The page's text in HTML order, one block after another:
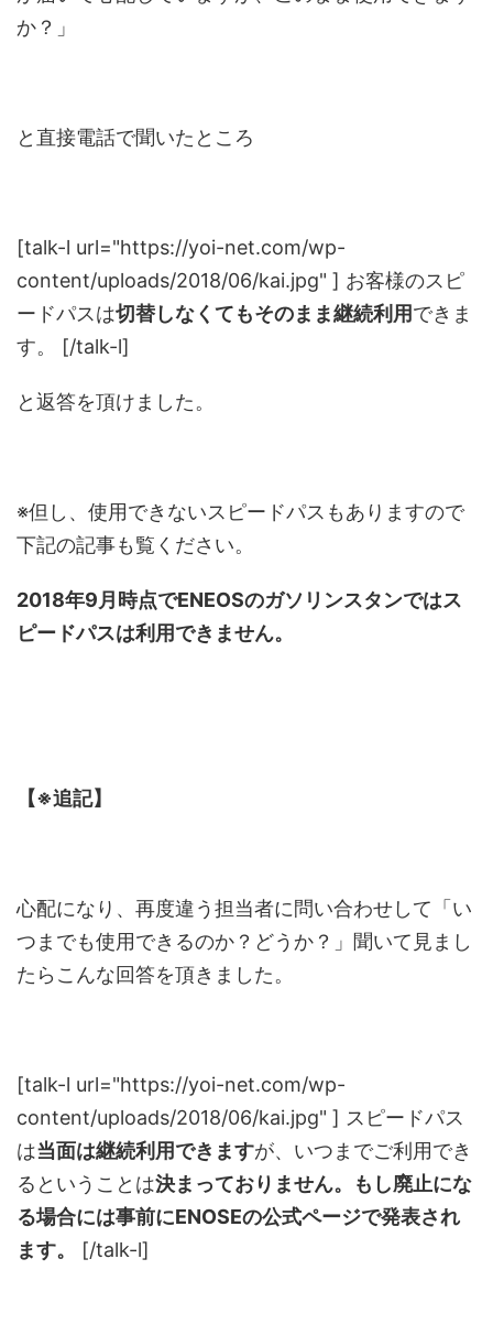
か？」
と直接電話で聞いたところ
[talk-l url="https://yoi-net.com/wp-
content/uploads/2018/06/kai.jpg" ] お客様のスピ
ードパスは切替しなくてもそのまま継続利用できま
す。 [/talk-l]
と返答を頂けました。
※但し、使用できないスピードパスもありますので
下記の記事も覧ください。
2018年9月時点でENEOSのガソリンスタンではス
ピードパスは利用できません。
【※追記】
心配になり、再度違う担当者に問い合わせして「い
つまでも使用できるのか？どうか？」聞いて見まし
たらこんな回答を頂きました。
[talk-l url="https://yoi-net.com/wp-
content/uploads/2018/06/kai.jpg" ] スピードパス
は当面は継続利用できますが、いつまでご利用でき
るということは決まっておりません。もし廃止にな
る場合には事前にENOSEの公式ページで発表され
ます。
[/talk-l]